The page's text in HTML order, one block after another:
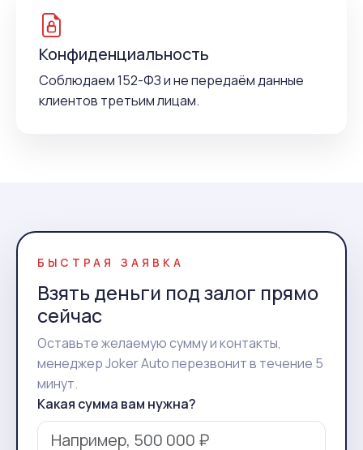
Конфиденциальность
Соблюдаем 152-ФЗ и не передаём данные
клиентов третьим лицам.
БЫСТРАЯ ЗАЯВКА
Взять деньги под залог прямо
сейчас
Оставьте желаемую сумму и контакты,
менеджер Joker Auto перезвонит в течение 5
минут.
Какая сумма вам нужна?